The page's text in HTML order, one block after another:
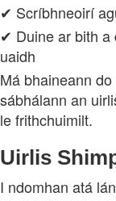
✔ Scríbhneoirí
✔ Duine ar bith a
uaidh
Má bhaineann
sábhálann an
le frithchuimilt.
Uirlis
I ndomhan atá